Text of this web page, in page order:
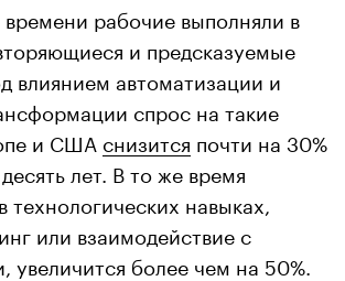
рабочие выполняли в
и предсказуемые
влиянием автоматизации и
спрос на такие
и США снизится почти на 30%
лет. В то же время
технологических навыках,
или взаимодействие с
увеличится более чем на 50%.